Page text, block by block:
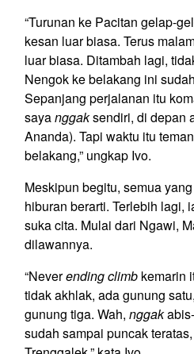
“Turunan ke Pacitan gelap-
kesan luar biasa. Terus
luar biasa. Ditambah lagi,
Nengok ke belakang ini
Sepanjang perjalanan itu
sayanggaksendiri, di depan
Ananda). Tapi waktu itu
belakang,” ungkap Ivo.
Meskipun begitu, semua
hiburan berarti. Terlebih lagi,
suka cita. Mulai dari Ngawi,
dilawannya.
“Neverending climb kemarin
tidak akhlak, ada gunung
gunung tiga. Wah, nggak
sudah sampai puncak